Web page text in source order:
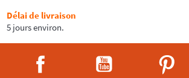
Délai de livraison
5 jours environ.